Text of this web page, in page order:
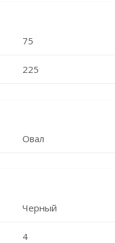
75
225
Овал
Черный
4